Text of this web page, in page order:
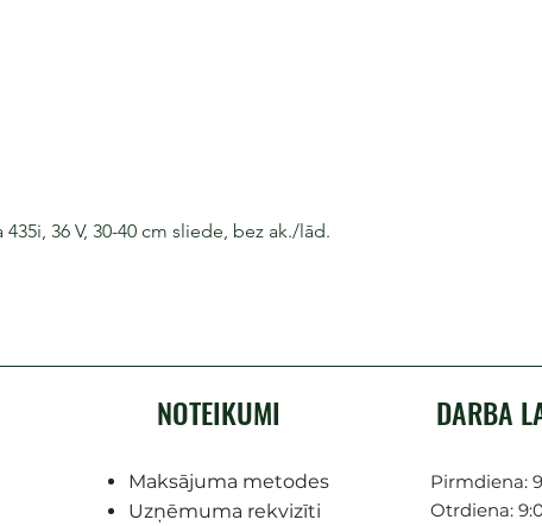
36 V, 30-40 cm sliede, bez ak./lād.
NOTEIKUMI
Maksājuma metodes
Uzņēmuma rekvizīti
DARBA
Pirmdiena:
Otrdiena: